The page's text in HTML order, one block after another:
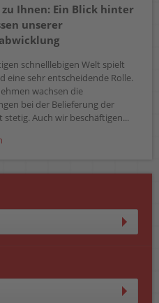
zu Ihnen: Ein Blick hinter
unserer
schnelllebigen Welt spielt
eine sehr entscheidende Rolle.
wachsen die
bei der Belieferung der
stetig. Auch wir beschäftigen...